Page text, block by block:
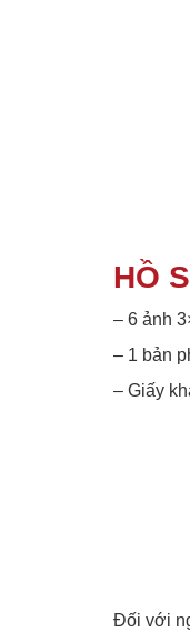
HỒ
– 6 ảnh
– 1 bản
– Giấy
Đối với